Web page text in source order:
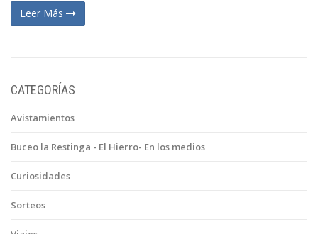
Leer Más
CATEGORÍAS
Avistamientos
Buceo la Restinga - El Hierro- En los medios
Curiosidades
Sorteos